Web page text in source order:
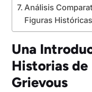
Análisis
Figuras Históricas
Una
Historias
Grievous